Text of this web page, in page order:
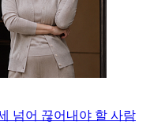
넘어 끊어내야 할 사람